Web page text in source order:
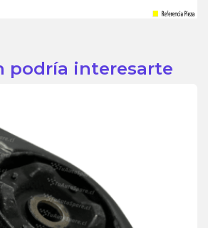
podría interesarte